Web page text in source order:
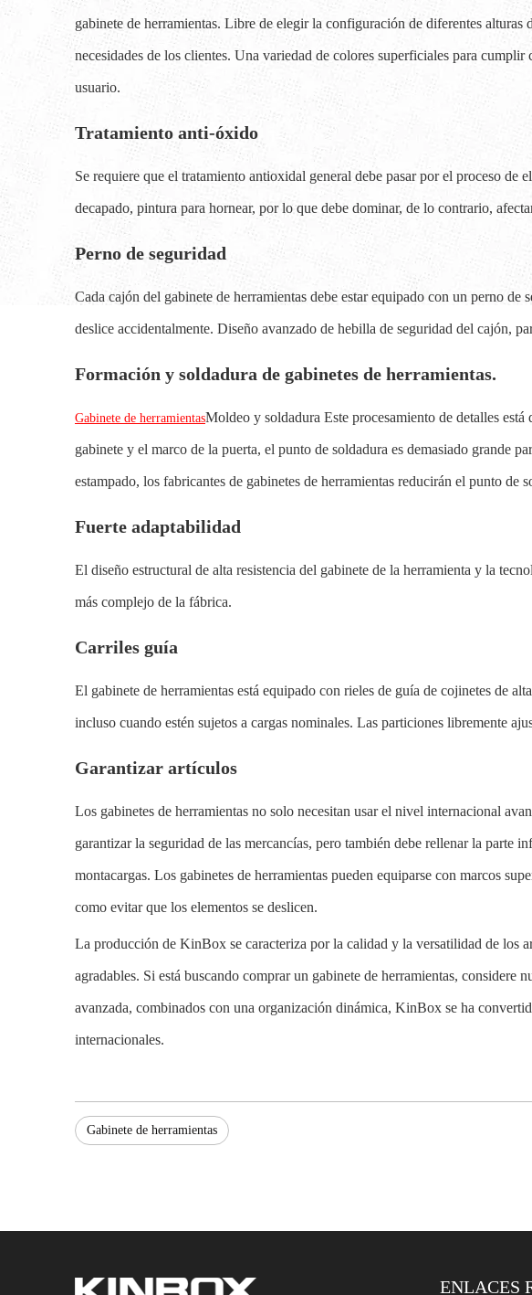
gabinete de herramientas. Libre de elegir la configuración de diferentes alturas
necesidades de los clientes. Una variedad de colores superficiales para
usuario.
Tratamiento anti-óxido
Se requiere que el tratamiento antioxidal general debe pasar por el proceso de
decapado, pintura para hornear, por lo que debe dominar, de lo contrario,
Perno de seguridad
Cada cajón del gabinete de herramientas debe estar equipado con un perno de
deslice accidentalmente. Diseño avanzado de hebilla de seguridad del cajón,
Formación y soldadura de gabinetes de herramientas.
Gabinete de herramientasMoldeo y soldadura Este procesamiento de detalles
gabinete y el marco de la puerta, el punto de soldadura es demasiado grande
estampado, los fabricantes de gabinetes de herramientas reducirán el punto
Fuerte adaptabilidad
El diseño estructural de alta resistencia del gabinete de la herramienta y la
más complejo de la fábrica.
Carriles guía
El gabinete de herramientas está equipado con rieles de guía de cojinetes de
incluso cuando estén sujetos a cargas nominales. Las particiones libremente
Garantizar artículos
Los gabinetes de herramientas no solo necesitan usar el nivel internacional
garantizar la seguridad de las mercancías, pero también debe rellenar la
montacargas. Los gabinetes de herramientas pueden equiparse con marcos
como evitar que los elementos se deslicen.
La producción de KinBox se caracteriza por la calidad y la versatilidad de los
agradables. Si está buscando comprar un gabinete de herramientas,
avanzada, combinados con una organización dinámica, KinBox se ha
internacionales.
Gabinete de herramientas
ENLACES